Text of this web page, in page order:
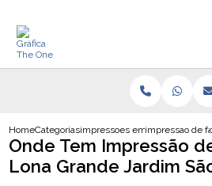
HomeCategoriasimpressoes em lonaimpressao de
Onde Tem Impressão
Lona Grande Jardim